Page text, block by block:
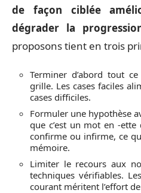
de façon ciblée
dégrader la
proposons tient en trois
Terminer d’abord tout
grille. Les cases faciles
cases difficiles.
Formuler une hypothèse
que c’est un mot en -
confirme ou infirme, ce
mémoire.
Limiter le recours aux
techniques vérifiables.
courant méritent l’effort